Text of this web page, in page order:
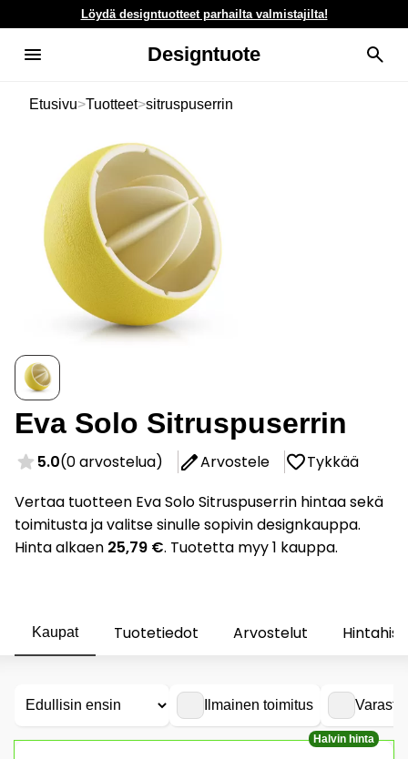
Löydä designtuotteet parhailta valmistajilta!
Designtuote
Etusivu>Tuotteet>sitruspuserrin
Eva Solo Sitruspuserrin
5.0(0 arvostelua) Arvostele
Tykkää
Vertaa tuotteen Eva Solo Sitruspuserrin hintaa sekä
toimitusta ja valitse sinulle sopivin designkauppa.
Hinta alkaen 25,79 €. Tuotetta myy 1 kauppa.
Kaupat Tuotetiedot Arvostelut
Ilmainen toimitus
Halvin hinta